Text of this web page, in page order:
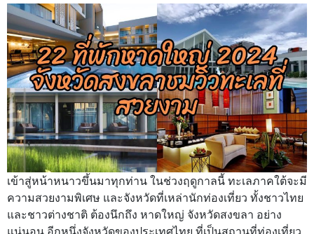
เข้าสู่หน้าหนาวขึ้นมาทุกท่าน ในช่วงฤดูกาลนี้ ทะเลภาคใต้จะมี
ความสวยงามพิเศษ และจังหวัดที่เหล่านักท่องเที่ยว ทั้งชาวไทย
และชาวต่างชาติ ต้องนึกถึง หาดใหญ่ จังหวัดสงขลา อย่าง